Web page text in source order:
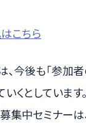
こちら
今後も「参加
くとしています
集中セミナーは